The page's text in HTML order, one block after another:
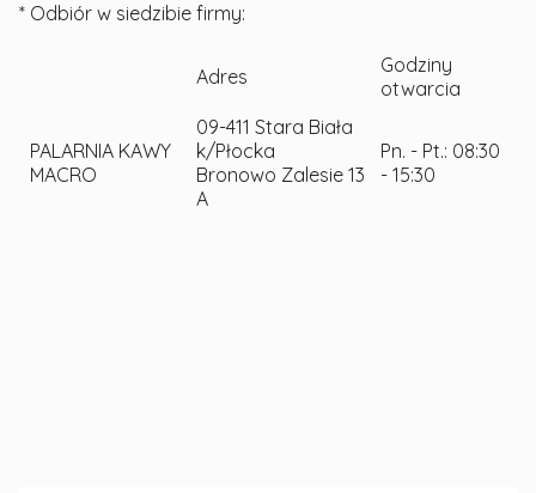
* Odbiór w siedzibie firmy:
Adres
Godziny
otwarcia
PALARNIA KAWY
MACRO
09-411 Stara Biała
k/Płocka
Bronowo Zalesie 13
A
Pn. - Pt.: 08:30
- 15:30